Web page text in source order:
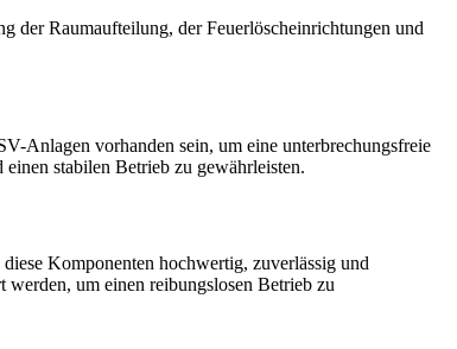
der Raumaufteilung, der Feuerlöscheinrichtungen und
Anlagen vorhanden sein, um eine unterbrechungsfreie
stabilen Betrieb zu gewährleisten.
Komponenten hochwertig, zuverlässig und
um einen reibungslosen Betrieb zu